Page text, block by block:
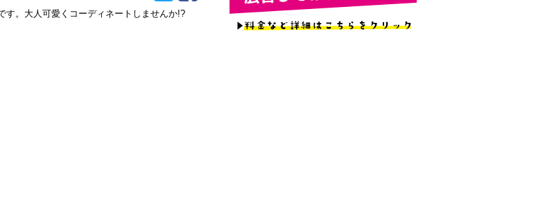
す。大人可愛くコーディネートしませんか!?